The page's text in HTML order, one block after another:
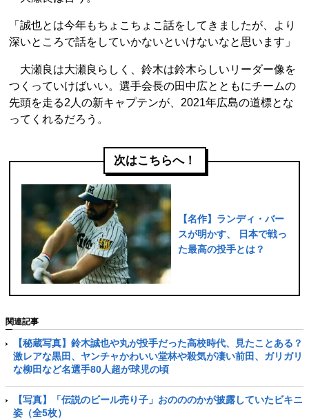
「誠也とは今年もちょこちょこ話をしてきましたが、より
深いところで話をしていかないといけないなと思います」
大瀬良は大瀬良らしく、鈴木は鈴木らしいリーダー像を
つくっていけばいい。選手会長の田中広とともにチームの
先頭を走る2人の新キャプテンが、2021年広島の道標とな
ってくれるだろう。
次はこちらへ！
【名作】ランディ・バー
スが明かす、 日本で戦っ
た最高の投手とは？
関連記事
【秘蔵写真】鈴木誠也や丸が投手だった高校時代、見たことある？
激レアな黒田、ヤンチャかわいい堂林や殺気が凄い前田、ガリガリ
な柳田など名選手80人超が球児の頃
【写真】「伝説のビール売り子」おのののかが披露していたビキニ
姿（全5枚）